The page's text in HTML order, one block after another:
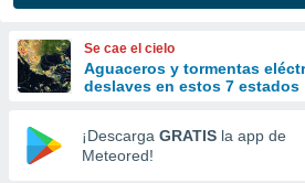
las
y
forma
digital
basada
Se cae el cielo
Aguaceros y tormentas
deslaves en estos 7 estados
¡Descarga GRATIS la app de
Meteored!